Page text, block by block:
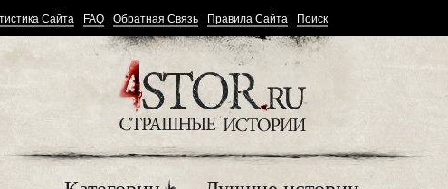
Сайта FAQ Обратная Связь Правила Сайта Поиск